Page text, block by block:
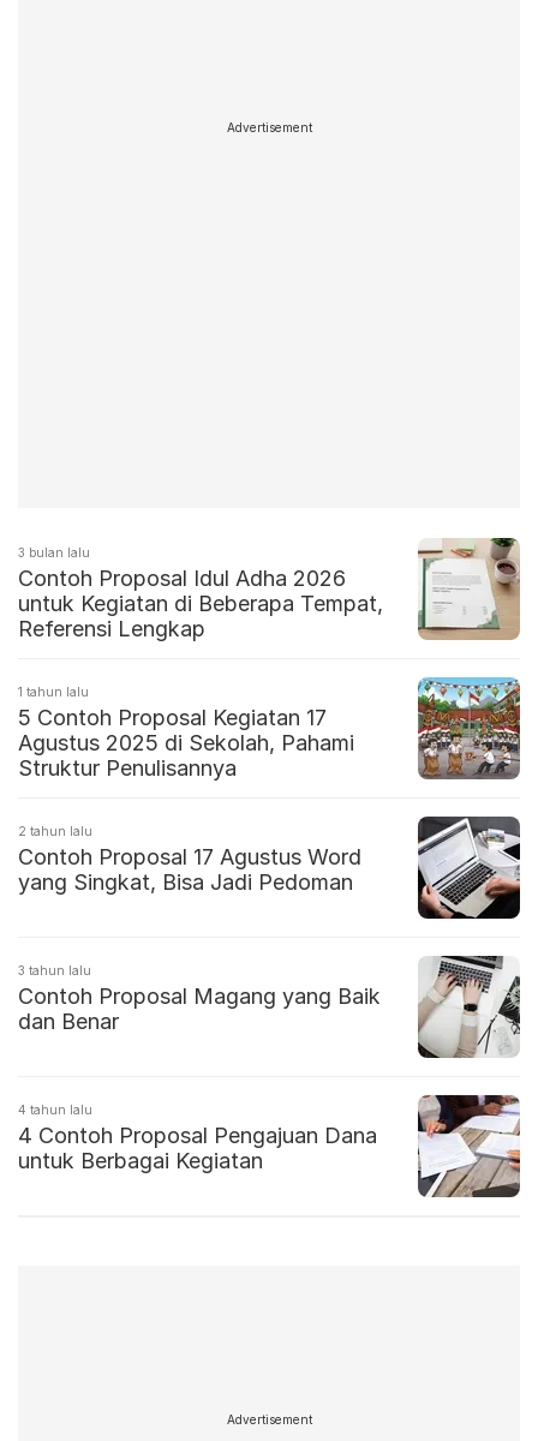
Advertisement
3 bulan lalu
Contoh Proposal Idul Adha 2026
untuk Kegiatan di Beberapa Tempat,
Referensi Lengkap
1 tahun lalu
5 Contoh Proposal Kegiatan 17
Agustus 2025 di Sekolah, Pahami
Struktur Penulisannya
2 tahun lalu
Contoh Proposal 17 Agustus Word
yang Singkat, Bisa Jadi Pedoman
3 tahun lalu
Contoh Proposal Magang yang Baik
dan Benar
4 tahun lalu
4 Contoh Proposal Pengajuan Dana
untuk Berbagai Kegiatan
Advertisement